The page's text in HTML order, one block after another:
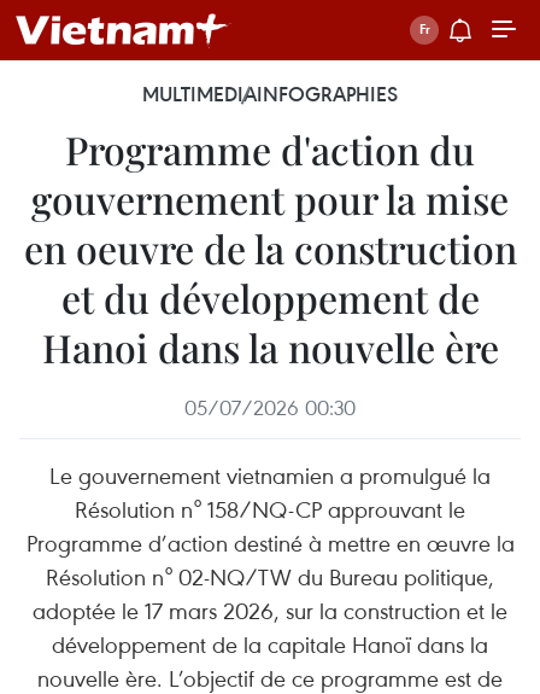
MULTIMEDIAINFOGRAPHIES
Programme d'action du
gouvernement pour la mise
en oeuvre de la construction
et du développement de
Hanoi dans la nouvelle ère
05/07/2026 00:30
Le gouvernement vietnamien a promulgué la
Résolution n° 158/NQ-CP approuvant le
Programme d’action destiné à mettre en œuvre la
Résolution n° 02-NQ/TW du Bureau politique,
adoptée le 17 mars 2026, sur la construction et le
développement de la capitale Hanoï dans la
nouvelle ère. L’objectif de ce programme est de